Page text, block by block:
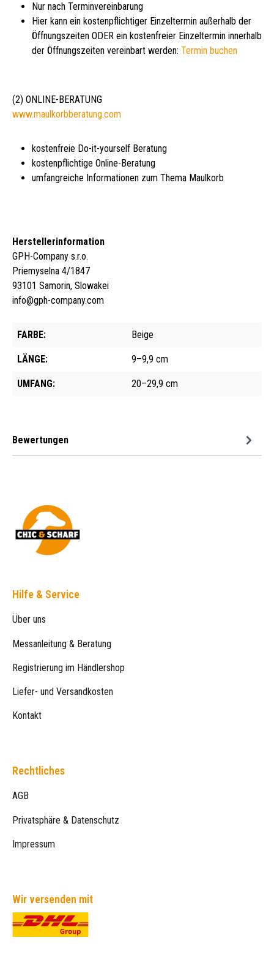
Nur nach Terminvereinbarung
Hier kann ein kostenpflichtiger Einzeltermin außerhalb der
Öffnungszeiten ODER ein kostenfreier Einzeltermin innerhalb
der Öffnungszeiten vereinbart werden: Termin buchen
(2) ONLINE-BERATUNG
www.maulkorbberatung.com
kostenfreie Do-it-yourself Beratung
kostenpflichtige Online-Beratung
umfangreiche Informationen zum Thema Maulkorb
Herstellerinformation
GPH-Company s.r.o.
Priemyselna 4/1847
93101 Samorin, Slowakei
info@gph-company.com
FARBE: Beige
LÄNGE: 9–9,9 cm
UMFANG: 20–29,9 cm
Bewertungen
Hilfe & Service
Über uns
Messanleitung & Beratung
Registrierung im Händlershop
Liefer- und Versandkosten
Kontakt
Rechtliches
AGB
Privatsphäre & Datenschutz
Impressum
Wir versenden mit